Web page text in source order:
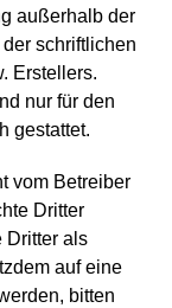
außerhalb der
schriftlichen
Erstellers.
nur für den
gestattet.
vom Betreiber
Dritter
Dritter als
auf eine
bitten